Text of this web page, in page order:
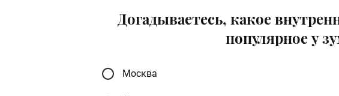
Догадываетесь, какое
популярное у
Москва